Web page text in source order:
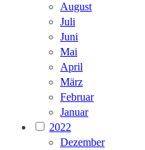
August
Juli
Juni
Mai
April
März
Februar
Januar
2022
Dezember